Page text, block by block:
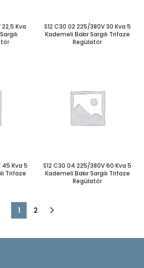
22,5 Kva
S12 C30 02 225/380V 30 Kva 5
Kademeli Bakır Sargılı Trifaze
Regülatör
45 Kva 5
Trifaze
S12 C30 04 225/380V 60 Kva 5
Kademeli Bakır Sargılı Trifaze
Regülatör
1 2